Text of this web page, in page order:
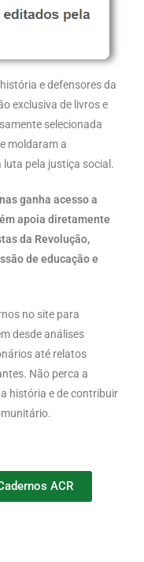
e defensores da
exclusiva de livros e
selecionada
moldaram a
pela justiça social.
ganha acesso a
apoia diretamente
da Revolução,
de educação e
no site para
desde análises
até relatos
Não perca a
história e de contribuir
ACR